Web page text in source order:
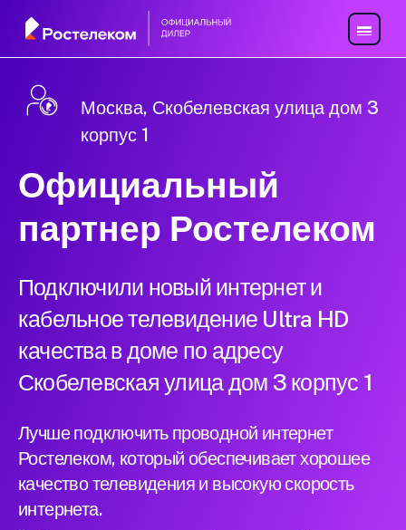
Москва, Скобелевская улица дом 3
корпус 1
Официальный
партнер Ростелеком
Подключили новый интернет и
кабельное телевидение Ultra HD
качества в доме по адресу
Скобелевская улица дом 3 корпус 1
Лучше подключить проводной интернет
Ростелеком, который обеспечивает хорошее
качество телевидения и высокую скорость
интернета.